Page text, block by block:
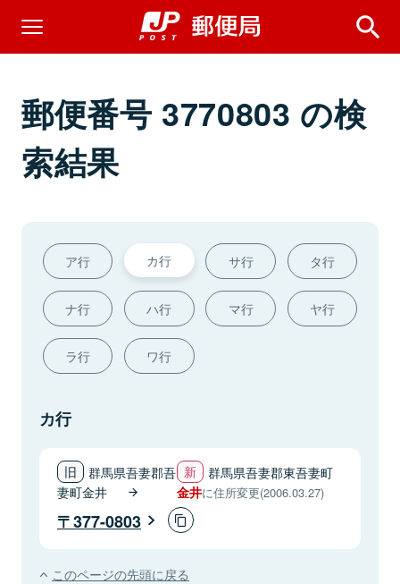
郵便番号 3770803 の検
索結果
ア行 カ行 サ行 タ行
ナ行 ハ行 マ行 ヤ行
ラ行 ワ行
カ行
群馬県吾妻郡吾
妻町金井
群馬県吾妻郡東吾妻町
金井に住所変更(2006.03.27)
377-0803
このページの先頭に戻る